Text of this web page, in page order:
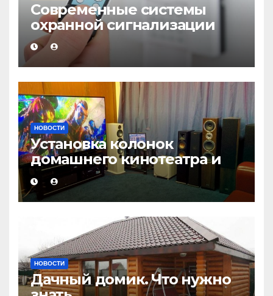
Современные системы
охранной сигнализации
НОВОСТИ
Установка колонок
домашнего кинотеатра и
настройка звука
НОВОСТИ
Дачный домик. Что нужно